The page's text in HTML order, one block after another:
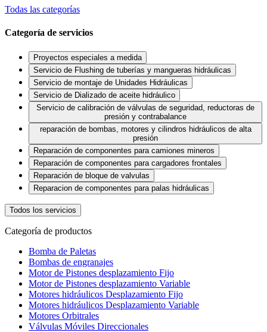
Todas las categorías
Categoría de servicios
Proyectos especiales a medida
Servicio de Flushing de tuberías y mangueras hidráulicas
Servicio de montaje de Unidades Hidráulicas
Servicio de Dializado de aceite hidráulico
Servicio de calibración de válvulas de seguridad, reductoras de
presión y contrabalance
reparación de bombas, motores y cilindros hidráulicos de alta
presión
Reparación de componentes para camiones mineros
Reparación de componentes para cargadores frontales
Reparación de bloque de valvulas
Reparacion de componentes para palas hidráulicas
Todos los servicios
Categoría de productos
Bomba de Paletas
Bombas de engranajes
Motor de Pistones desplazamiento Fijo
Motor de Pistones desplazamiento Variable
Motores hidráulicos Desplazamiento Fijo
Motores hidráulicos Desplazamiento Variable
Motores Orbitrales
Válvulas Móviles Direccionales